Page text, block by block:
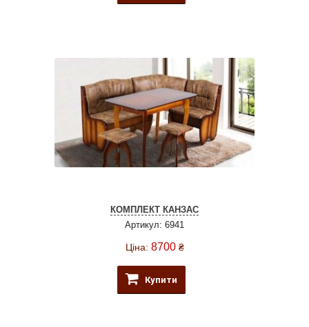
КОМПЛЕКТ КАНЗАС
Артикул: 6941
Ціна: 8700 ₴
Купити